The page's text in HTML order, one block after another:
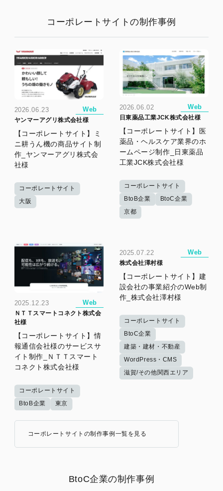
コーポレートサイトの制作事例
2026.06.23 Web
ヤンマーアグリ株式会社様
【コーポレートサイト】ミ
ニ耕うん機の商品サイト制
作_ヤンマーアグリ株式会
社様
コーポレートサイト
大阪
2026.06.02 Web
日東薬品工業JCK株式会社様
【コーポレートサイト】医
薬品・ヘルスケア業界のホ
ームページ制作_日東薬品
工業JCK株式会社様
コーポレートサイト
BtoB企業
BtoC企業
京都
2025.12.23 Web
ＮＴＴスマートコネクト株式会
社様
【コーポレートサイト】情
報通信会社様のサービスサ
イト制作_ＮＴＴスマート
コネクト株式会社様
コーポレートサイト
BtoB企業
東京
2025.07.22 Web
株式会社澤村様
【コーポレートサイト】建
設会社の事業紹介のWeb制
作_株式会社澤村様
コーポレートサイト
BtoC企業
建築・建材・不動産
WordPress・CMS
滋賀/その他関西エリア
コーポレートサイトの制作事例一覧を見る
BtoC企業の制作事例